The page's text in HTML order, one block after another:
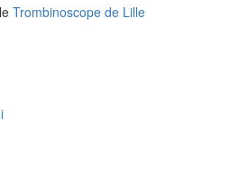
Trombinoscope de Lille